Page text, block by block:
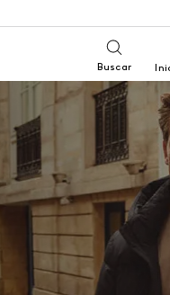
Buscar